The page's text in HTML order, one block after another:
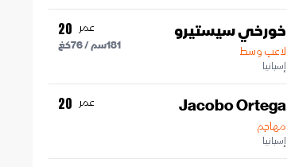
خورخي سيستيرو
لاعب وسط
إسبانيا
عمر 20
181سم /76كغ
Jacobo Ortega
مهاجم
إسبانيا
عمر 20